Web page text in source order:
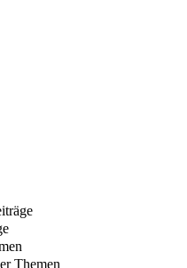
Themen